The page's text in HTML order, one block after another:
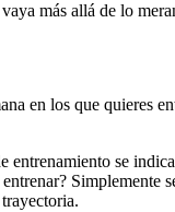
más allá de lo
en los que quieres
entrenamiento se
Simplemente